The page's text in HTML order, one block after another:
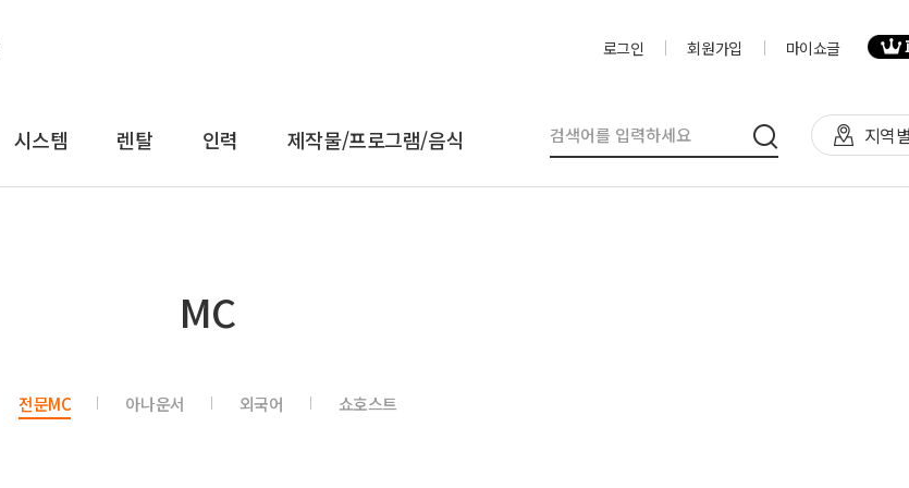
로그인 회원가입 마이쇼글
시스템 렌탈 인력 제작물/프로그램/음식 지역
연예인 축가
음향
MC
전문MC 아나운서 외국어 쇼호스트